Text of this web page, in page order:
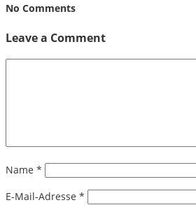
No Comments
Leave a Comment
Name *
E-Mail-Adresse *